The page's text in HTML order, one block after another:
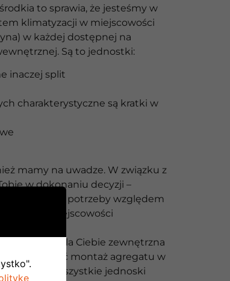
to sprawia, że jesteśmy w
klimatyzacji w miejscowości
w każdej dostępnej na
Są to jednostki:
inaczej split
charakterystyczne są kratki w
mamy na uwadze. W związku z
w dokonaniu decyzji –
Twoje potrzeby względem
w miejscowości
ma dla Ciebie zewnętrzna
wybrać montaż agregatu w
on zasilić wszystkie jednoski